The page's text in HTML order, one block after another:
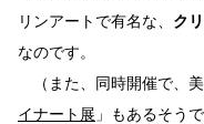
リンアートで有名な、 ク
なのです。
（また、同時開催で、
イナート展 」もあるそうで